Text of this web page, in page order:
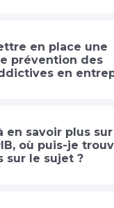
en place une
prévention des
en
en savoir plus sur
où puis-je
sur le sujet ?